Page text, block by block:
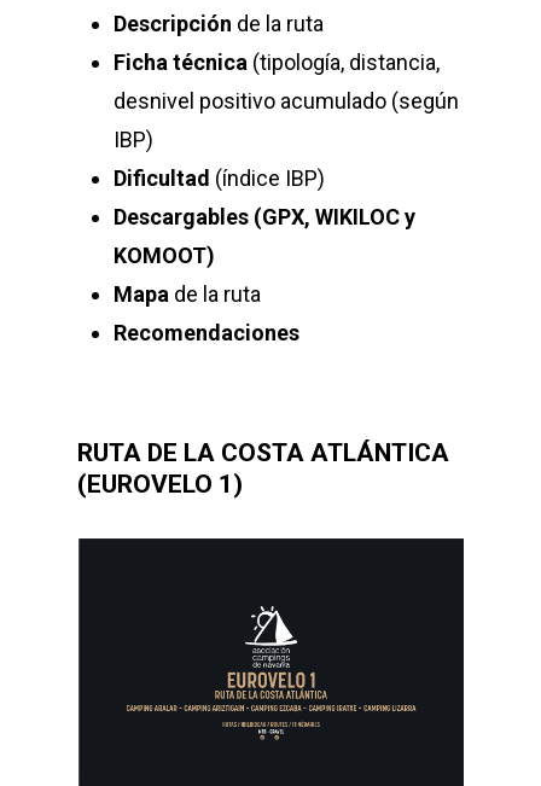
Descripción de la ruta
Ficha técnica (tipología, distancia,
desnivel positivo acumulado (según
IBP)
Dificultad (índice IBP)
Descargables (GPX, WIKILOC y
KOMOOT)
Mapa de la ruta
Recomendaciones
RUTA DE LA COSTA ATLÁNTICA
(EUROVELO 1)